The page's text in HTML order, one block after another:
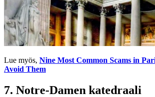
Lue myös, Nine Most Common Scams in
Avoid Them
7. Notre-Damen katedraali